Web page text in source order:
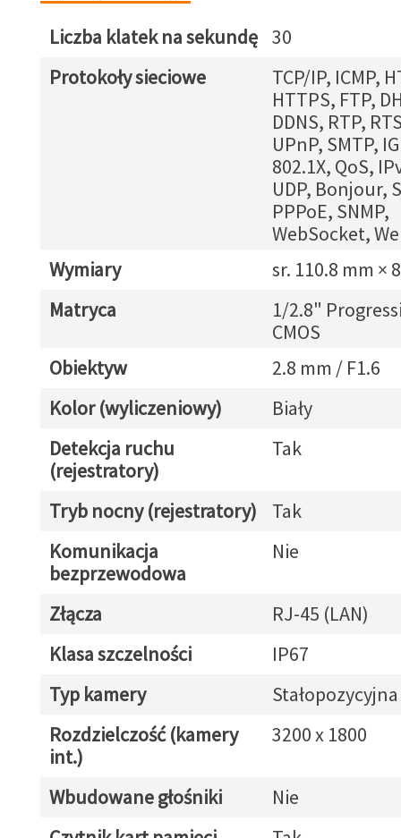
Liczba klatek na sekundę 30
Protokoły sieciowe
TCP/IP, ICMP,
HTTPS, FTP,
DDNS, RTP,
UPnP, SMTP,
802.1X, QoS,
UDP, Bonjour,
PPPoE, SNMP,
WebSocket,
Wymiary
sr. 110.8 mm ×
Matryca
1/2.8"
CMOS
Obiektyw
2.8 mm / F1.6
Kolor (wyliczeniowy)
Biały
Detekcja ruchu
(rejestratory)
Tak
Tryb nocny (rejestratory)
Tak
Komunikacja
bezprzewodowa
Nie
Złącza
RJ-45 (LAN)
Klasa szczelności
IP67
Typ kamery
Stałopozycyjna
Rozdzielczość (kamery
int.)
3200 x 1800
Wbudowane głośniki
Nie